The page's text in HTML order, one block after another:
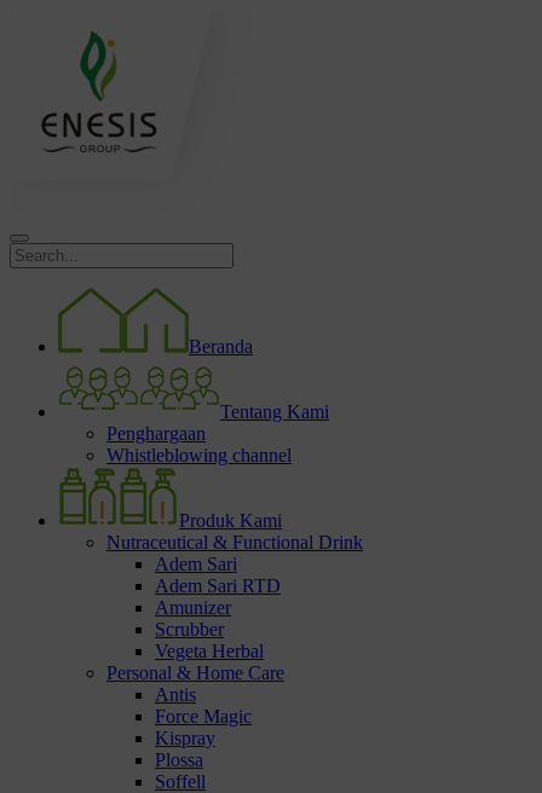
Beranda
Tentang Kami
Penghargaan
Whistleblowing channel
Produk Kami
Nutraceutical & Functional Drink
Adem Sari
Adem Sari RTD
Amunizer
Scrubber
Vegeta Herbal
Personal & Home Care
Antis
Force Magic
Kispray
Plossa
Soffell